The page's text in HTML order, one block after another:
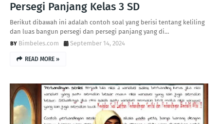
Persegi Panjang Kelas 3 SD
Berikut dibawah ini adalah contoh soal yang berisi tentang keliling
dan luas bangun persegi dan persegi panjang yang di…
Bimbeles.com
September 14, 2024
READ MORE »